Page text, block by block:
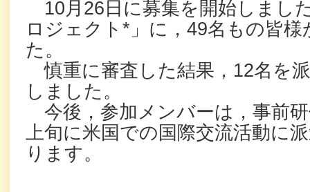
10月26日に募集を開始しまし
ロジェクト*」に，49名もの皆
た。
慎重に審査した結果，12名を
しました。
今後，参加メンバーは，事前
上旬に米国での国際交流活動に
ります。